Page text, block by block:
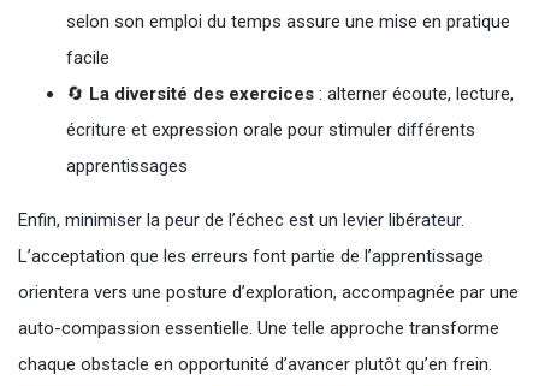
selon son emploi du temps assure une mise en pratique
facile
🔄 La diversité des exercices : alterner écoute, lecture,
écriture et expression orale pour stimuler différents
apprentissages
Enfin, minimiser la peur de l’échec est un levier libérateur.
L’acceptation que les erreurs font partie de l’apprentissage
orientera vers une posture d’exploration, accompagnée par une
auto-compassion essentielle. Une telle approche transforme
chaque obstacle en opportunité d’avancer plutôt qu’en frein.